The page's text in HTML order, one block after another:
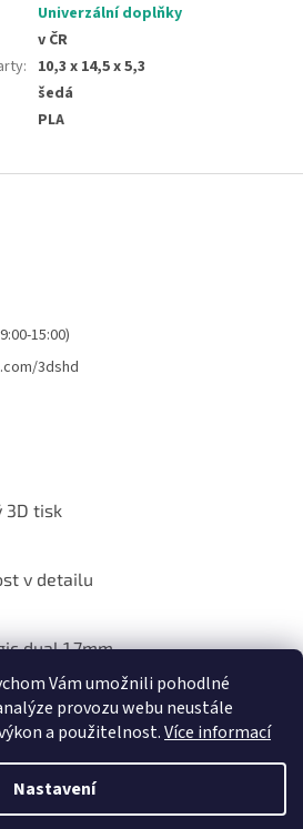
Vám umožnili pohodlné
provozu webu neustále
a použitelnost.Více informací
Nastavení
Univerzální doplňky
v ČR
: 10,3 x 14,5 x 5,3
šedá
PLA
15:00)
3dshd
3D tisk
v detailu
dual 1,7mm
Vytvořil Shoptet